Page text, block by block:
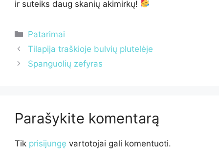
ir suteiks daug skanių akimirkų!
Kategorijos
Patarimai
Tilapija traškioje bulvių plutelėje
Spanguolių zefyras
Parašykite komentarą
Tik prisijungę vartotojai gali komentuoti.